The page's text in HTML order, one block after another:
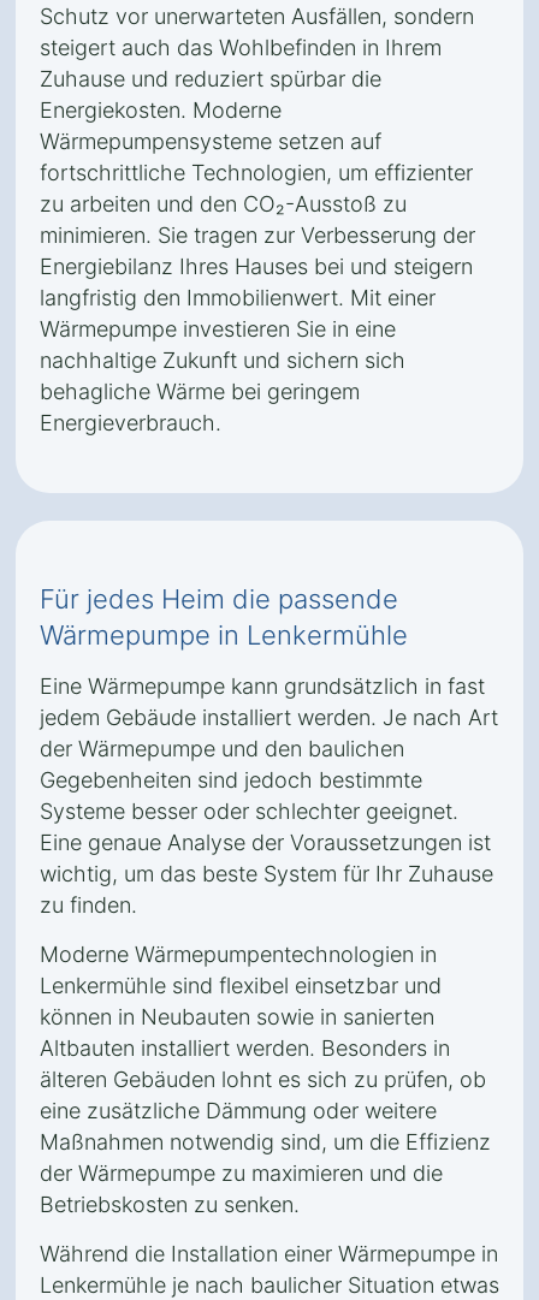
Schutz vor unerwarteten Ausfällen, sondern
steigert auch das Wohlbefinden in Ihrem
Zuhause und reduziert spürbar die
Energiekosten. Moderne
Wärmepumpensysteme setzen auf
fortschrittliche Technologien, um effizienter
zu arbeiten und den CO₂-Ausstoß zu
minimieren. Sie tragen zur Verbesserung der
Energiebilanz Ihres Hauses bei und steigern
langfristig den Immobilienwert. Mit einer
Wärmepumpe investieren Sie in eine
nachhaltige Zukunft und sichern sich
behagliche Wärme bei geringem
Energieverbrauch.
Für jedes Heim die passende
Wärmepumpe in Lenkermühle
Eine Wärmepumpe kann grundsätzlich in fast
jedem Gebäude installiert werden. Je nach Art
der Wärmepumpe und den baulichen
Gegebenheiten sind jedoch bestimmte
Systeme besser oder schlechter geeignet.
Eine genaue Analyse der Voraussetzungen ist
wichtig, um das beste System für Ihr Zuhause
zu finden.
Moderne Wärmepumpentechnologien in
Lenkermühle sind flexibel einsetzbar und
können in Neubauten sowie in sanierten
Altbauten installiert werden. Besonders in
älteren Gebäuden lohnt es sich zu prüfen, ob
eine zusätzliche Dämmung oder weitere
Maßnahmen notwendig sind, um die Effizienz
der Wärmepumpe zu maximieren und die
Betriebskosten zu senken.
Während die Installation einer Wärmepumpe in
Lenkermühle je nach baulicher Situation etwas